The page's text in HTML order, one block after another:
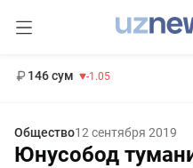
146 сум -1.05
Общество12 сентября 2019
Юнусобод